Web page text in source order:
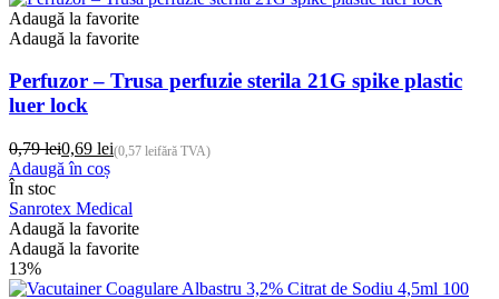
Adaugă la favorite
Adaugă la favorite
Perfuzor – Trusa perfuzie sterila 21G spike plastic
luer lock
0,79lei
Prețul
inițial
a
fost:
0,79 lei.
0,69 lei
Prețul
curent
este:
0,69 lei.
(0,57 leifără TVA)
Adaugă în coș
În stoc
Sanrotex Medical
Adaugă la favorite
Adaugă la favorite
13%